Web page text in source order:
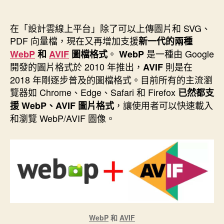
算
表
筆
記”
者
佈
日
期
在「設計雲線上平台」除了可以上傳圖片和 SVG、
PDF 向量檔，現在又再增加支援新一代的兩種
WebP和 AVIF 圖檔格式。 WebP 是一種由 Google
開發的圖片格式於 2010 年推出， AVIF 則是在
2018 年剛逐步普及的圖檔格式。目前所有的主流瀏
覽器如 Chrome、Edge、Safari 和 Firefox 已然都支
援 WebP、AVIF 圖片格式，讓使用者可以快速載入
和瀏覽 WebP/AVIF 圖像。
WebP 和 AVIF